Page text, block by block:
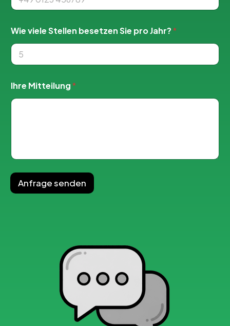
e
Wie viele Stellen besetzen Sie pro Jahr?*
Ihre Mitteilung*
Anfrage senden